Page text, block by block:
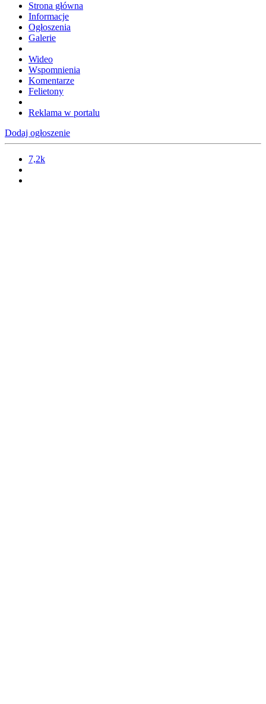
Strona główna
Informacje
Ogłoszenia
Galerie
Wideo
Wspomnienia
Komentarze
Felietony
Reklama w portalu
Dodaj ogłoszenie
7,2k